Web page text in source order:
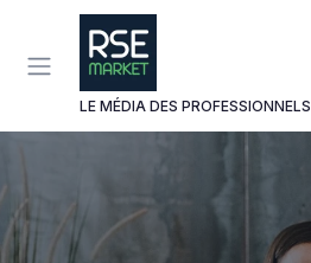
LE MÉDIA DES
Panneau de gestion des cookies